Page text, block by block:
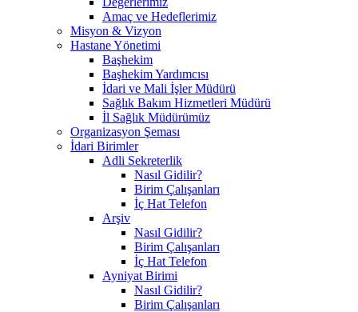
Amaç ve Hedeflerimiz
Misyon & Vizyon
Hastane Yönetimi
Başhekim
Başhekim Yardımcısı
İdari ve Mali İşler Müdürü
Sağlık Bakım Hizmetleri Müdürü
İl Sağlık Müdürümüz
Organizasyon Şeması
İdari Birimler
Adli Sekreterlik
Nasıl Gidilir?
Birim Çalışanları
İç Hat Telefon
Arşiv
Nasıl Gidilir?
Birim Çalışanları
İç Hat Telefon
Ayniyat Birimi
Nasıl Gidilir?
Birim Çalışanları